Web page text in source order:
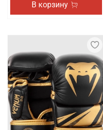
В корзину